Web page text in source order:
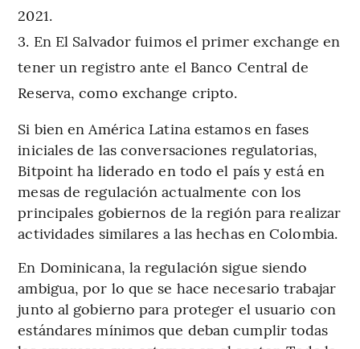
2021.
En El Salvador fuimos el primer exchange en
tener un registro ante el Banco Central de
Reserva, como exchange cripto.
Si bien en América Latina estamos en fases
iniciales de las conversaciones regulatorias,
Bitpoint ha liderado en todo el país y está en
mesas de regulación actualmente con los
principales gobiernos de la región para realizar
actividades similares a las hechas en Colombia.
En Dominicana, la regulación sigue siendo
ambigua, por lo que se hace necesario trabajar
junto al gobierno para proteger el usuario con
estándares mínimos que deban cumplir todas